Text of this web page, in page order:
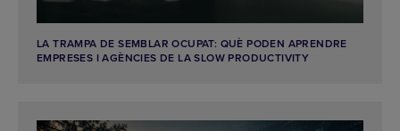
LA TRAMPA DE SEMBLAR OCUPAT: QUÈ PODEN APRENDRE
EMPRESES I AGÈNCIES DE LA SLOW PRODUCTIVITY